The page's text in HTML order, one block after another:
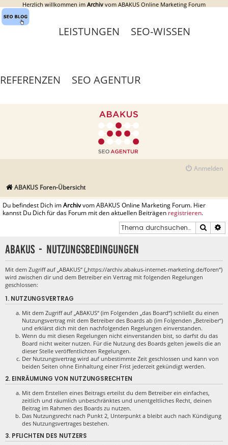
Herzlich willkommen im Archiv vom ABAKUS Online Marketing Forum
LEISTUNGEN SEO-WISSEN
REFERENZEN SEO AGENTUR
Anmelden
ABAKUS Foren-Übersicht
Du befindest Dich imArchivvom ABAKUS Online Marketing Forum. Hier
kannst Du Dich für das Forum mit den aktuellen Beiträgen registrieren.
Suche
ABAKUS - Nutzungsbedingungen
Mit dem Zugriff auf „ABAKUS“ („https://archiv.abakus-internet-marketing.de/foren“)
wird zwischen dir und dem Betreiber ein Vertrag mit folgenden Regelungen
geschlossen:
1. NUTZUNGSVERTRAG
Mit dem Zugriff auf „ABAKUS“ (im Folgenden „das Board“) schließt du einen
Nutzungsvertrag mit dem Betreiber des Boards ab (im Folgenden „Betreiber“)
und erklärst dich mit den nachfolgenden Regelungen einverstanden.
Wenn du mit diesen Regelungen nicht einverstanden bist, so darfst du das
Board nicht weiter nutzen. Für die Nutzung des Boards gelten jeweils die an
dieser Stelle veröffentlichten Regelungen.
Der Nutzungsvertrag wird auf unbestimmte Zeit geschlossen und kann von
beiden Seiten ohne Einhaltung einer Frist jederzeit gekündigt werden.
2. EINRÄUMUNG VON NUTZUNGSRECHTEN
Mit dem Erstellen eines Beitrags erteilst du dem Betreiber ein einfaches,
zeitlich und räumlich unbeschränktes und unentgeltliches Recht, deinen
Beitrag im Rahmen des Boards zu nutzen.
Das Nutzungsrecht nach Punkt 2, Unterpunkt a bleibt auch nach Kündigung
des Nutzungsvertrages bestehen.
3. PFLICHTEN DES NUTZERS